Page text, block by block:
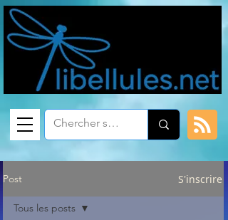
Post S'inscrire
Tous les posts